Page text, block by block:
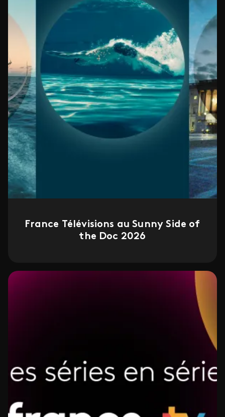
France Télévisions au Sunny Side of
the Doc 2026